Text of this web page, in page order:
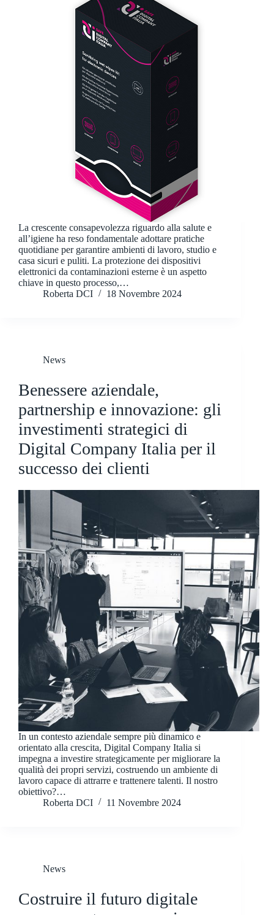
La crescente consapevolezza riguardo alla salute e
all’igiene ha reso fondamentale adottare pratiche
quotidiane per garantire ambienti di lavoro, studio e
casa sicuri e puliti. La protezione dei dispositivi
elettronici da contaminazioni esterne è un aspetto
chiave in questo processo,…
Roberta DCI
18 Novembre 2024
News
Benessere aziendale,
partnership e innovazione: gli
investimenti strategici di
Digital Company Italia per il
successo dei clienti
In un contesto aziendale sempre più dinamico e
orientato alla crescita, Digital Company Italia si
impegna a investire strategicamente per migliorare la
qualità dei propri servizi, costruendo un ambiente di
lavoro capace di attrarre e trattenere talenti. Il nostro
obiettivo?…
Roberta DCI
11 Novembre 2024
News
Costruire il futuro digitale